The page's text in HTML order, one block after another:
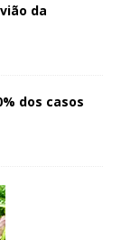
da
dos casos